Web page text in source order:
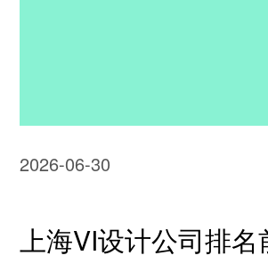
2026-06-30
上海VI设计公司排名